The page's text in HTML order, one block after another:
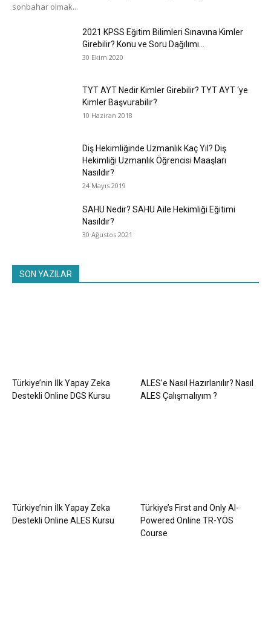
sonbahar olmak...
2021 KPSS Eğitim Bilimleri Sınavına Kimler
Girebilir? Konu ve Soru Dağılımı...
30 Ekim 2020
TYT AYT Nedir Kimler Girebilir? TYT AYT ‘ye
Kimler Başvurabilir?
10 Haziran 2018
Diş Hekimliğinde Uzmanlık Kaç Yıl? Diş
Hekimliği Uzmanlık Öğrencisi Maaşları
Nasıldır?
24 Mayıs 2019
SAHU Nedir? SAHU Aile Hekimliği Eğitimi
Nasıldır?
30 Ağustos 2021
SON YAZILAR
Türkiye’nin İlk Yapay Zeka
Destekli Online DGS Kursu
ALES’e Nasıl Hazırlanılır? Nasıl
ALES Çalışmalıyım ?
Türkiye’nin İlk Yapay Zeka
Destekli Online ALES Kursu
Türkiye’s First and Only AI-
Powered Online TR-YÖS
Course